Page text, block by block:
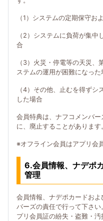
（1）システムの定期保守お
（2）システムに負荷が集
合
（3）火災・停電等の天災
ステムの運用が困難になった
（4）その他、止むを得ず
した場合
会員特典は、ナフコメンバ
に、廃止することがあります
※オフライン会員はアプリ会
6.会員情報、ナデポ
管理
会員情報、ナデポカードお
バーズの責任で行って下さ
プリ会員証の紛失・盗難・